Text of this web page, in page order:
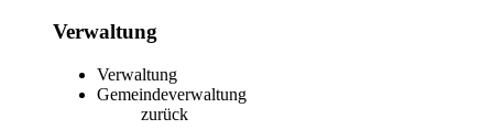
Verwaltung
Verwaltung
Gemeindeverwaltung
zurück